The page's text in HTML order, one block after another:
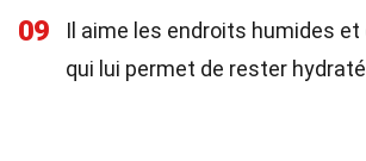
09
Il aime les endroits humides et
qui lui permet de rester